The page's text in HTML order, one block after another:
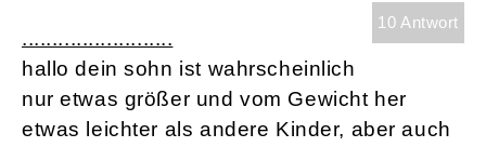
10 Antwort
.........................
hallo dein sohn ist wahrscheinlich
nur etwas größer und vom Gewicht her
etwas leichter als andere Kinder, aber auch